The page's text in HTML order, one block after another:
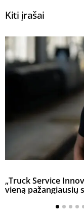
Kiti įrašai
„Truck Service
vieną pažangiausių